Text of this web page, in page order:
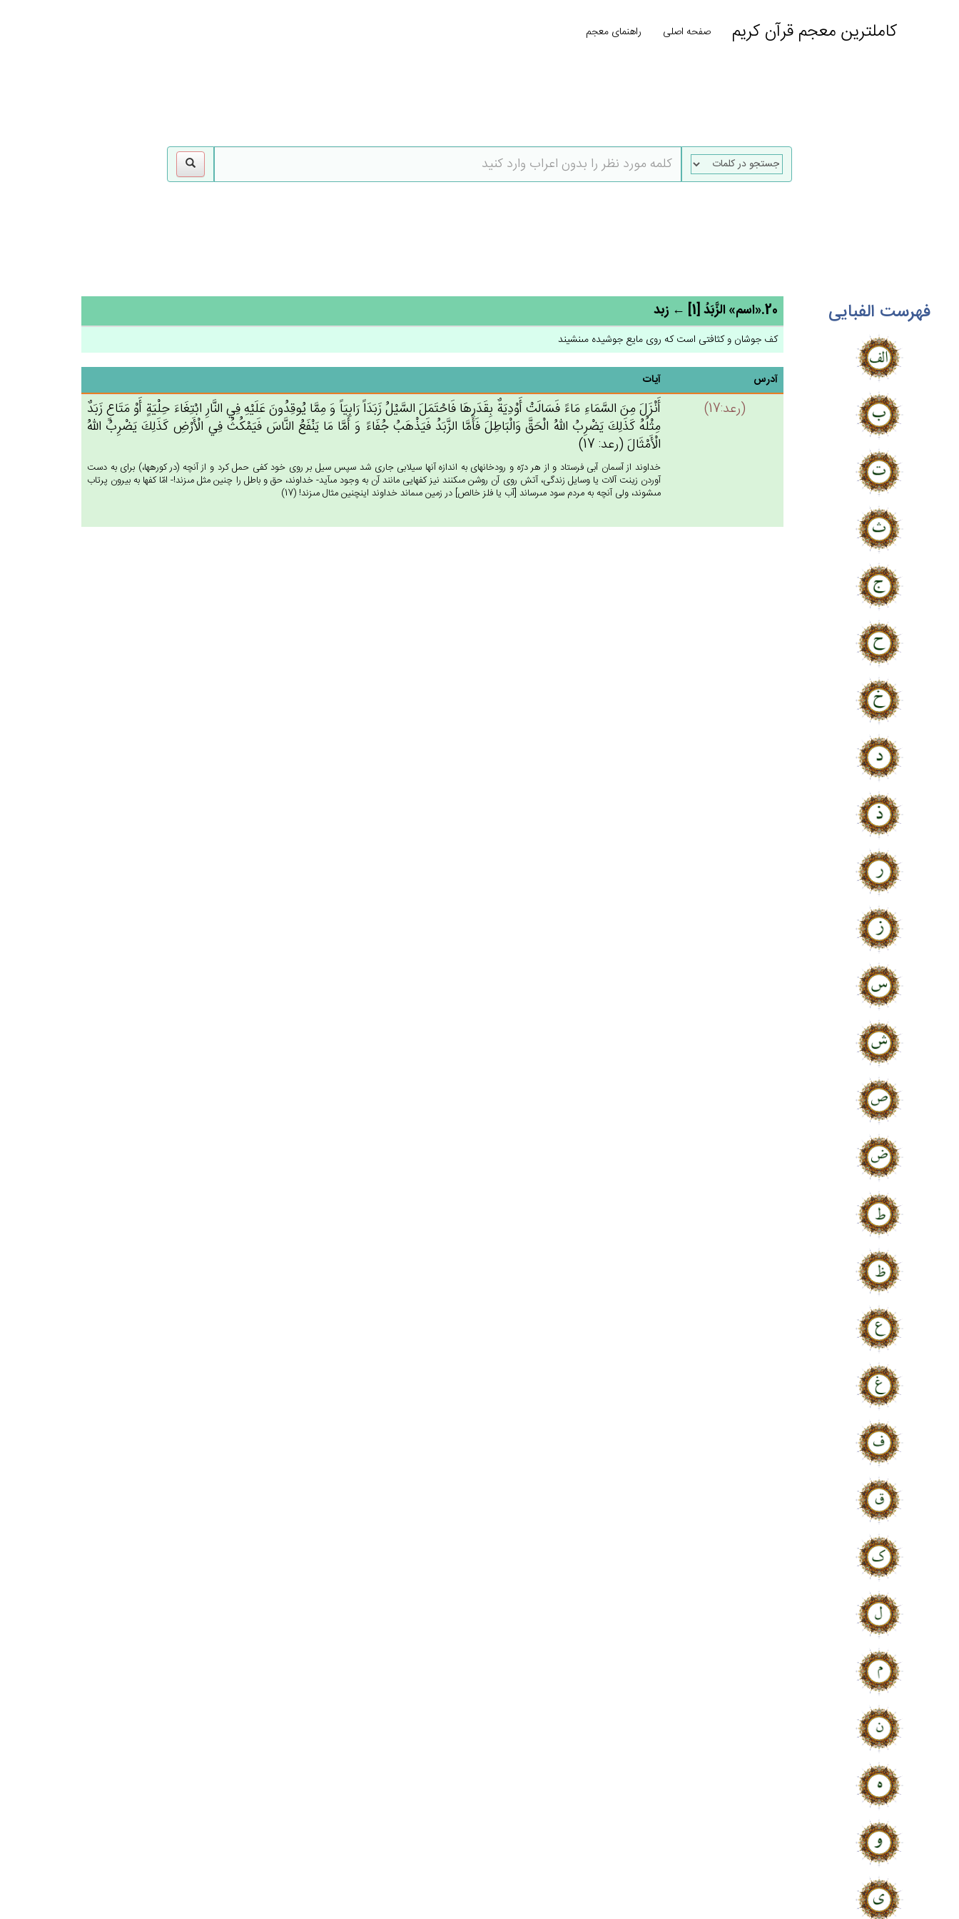
کاملترین معجم قرآن کریم صفحه اصلی راهنمای معجم
فهرست الفبایی 20.«اسم» الزَّبَدُ [1] ← زبد
كف جوشان و كثافتى است كه روى مايع جوشيده مى‏نشيند
آدرس آیات
(رعد:17)
أَنْزَل‌َ مِن‌َ السَّمَاءِ مَاءً فَسَالَت‌ْ أَوْدِيَة‌ٌ بِقَدَرِهَا فَاحْتَمَل‌َ السَّيْل‌ُ زَبَدَاً رَابِيَاً وَ مِمَّا يُوقِدُون‌َ عَلَيْه‌ِ فِي‌ النَّارِ ابْتِغَاءَ حِلْيَة‌ٍ أَوْ مَتَاع‌ٍ زَبَدٌ
مِثْلُه‌ُ كَذَلِك‌َ يَضْرِب‌ُ الله‌ُ الْحَق‌َّ وَالْبَاطِل‌َ فَأَمَّا الزَّبَدُ فَيَذْهَب‌ُ جُفَاءً وَ أَمَّا مَا يَنْفَع‌ُ النَّاس‌َ فَيَمْكُث‌ُ فِي‌ الْأَرْض‌ِ كَذَلِك‌َ يَضْرِب‌ُ الله‌ُ
الْأَمْثَال‌َ (رعد: 17)
خداوند از آسمان آبى فرستاد و از هر درّه و رودخانه‏اى به اندازه آنها سيلابى جارى شد سپس سيل بر روى خود كفى حمل كرد و از آنچه (در كوره‏ها،) براى به دست
آوردن زينت آلات يا وسايل زندگى، آتش روى آن روشن مى‏كنند نيز كفهايى مانند آن به وجود مى‏آيد- خداوند، حق و باطل را چنين مثل مى‏زند!- امّا كفها به بيرون پرتاب
مى‏شوند، ولى آنچه به مردم سود مى‏رساند [آب يا فلز خالص‏] در زمين مى‏ماند خداوند اينچنين مثال مى‏زند! (17)